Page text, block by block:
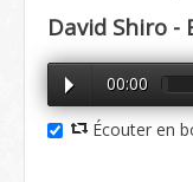
David Shiro -
00:00
Écouter en